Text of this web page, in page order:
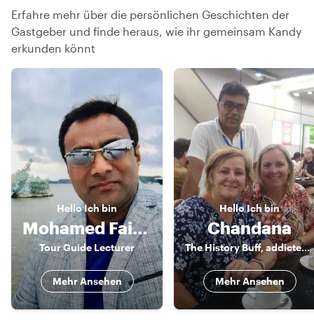
Erfahre mehr über die persönlichen Geschichten der
Gastgeber und finde heraus, wie ihr gemeinsam Kandy
erkunden könnt
HelloIch bin
Mohamed Faizal
Tour Guide Lecturer
Mehr Ansehen
HelloIch bin
Chandana
The History Buff, addicted to authentic Sri Lankan food and interested in gems
Mehr Ansehen